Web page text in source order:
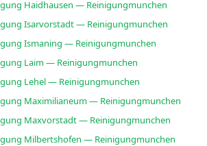
Haidhausen — Reinigungmunchen
Isarvorstadt — Reinigungmunchen
Ismaning — Reinigungmunchen
Laim — Reinigungmunchen
Lehel — Reinigungmunchen
Maximilianeum — Reinigungmunchen
Maxvorstadt — Reinigungmunchen
Milbertshofen — Reinigungmunchen